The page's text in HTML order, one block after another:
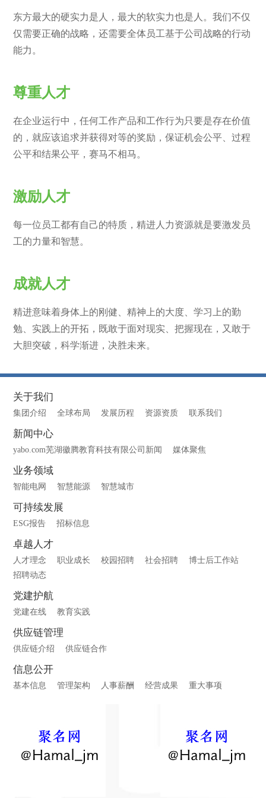
东方最大的硬实力是人，最大的软实力也是人。我们不仅
仅需要正确的战略，还需要全体员工基于公司战略的行动
能力。
尊重人才
在企业运行中，任何工作产品和工作行为只要是存在价值
的，就应该追求并获得对等的奖励，保证机会公平、过程
公平和结果公平，赛马不相马。
激励人才
每一位员工都有自己的特质，精进人力资源就是要激发员
工的力量和智慧。
成就人才
精进意味着身体上的刚健、精神上的大度、学习上的勤
勉、实践上的开拓，既敢于面对现实、把握现在，又敢于
大胆突破，科学渐进，决胜未来。
关于我们
集团介绍 全球布局 发展历程 资源资质 联系我们
新闻中心
yabo.com芜湖徽腾教育科技有限公司新闻 媒体聚焦
业务领域
智能电网 智慧能源 智慧城市
可持续发展
ESG报告 招标信息
卓越人才
人才理念 职业成长 校园招聘 社会招聘
博士后工作站
招聘动态
党建护航
党建在线 教育实践
供应链管理
供应链介绍 供应链合作
信息公开
基本信息 管理架构 人事薪酬 经营成果 重大事项